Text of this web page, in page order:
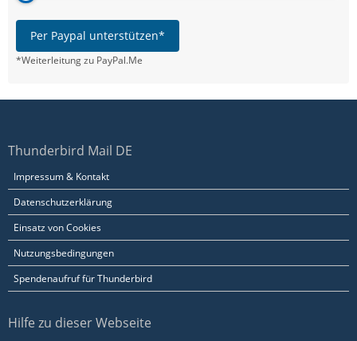
Per Paypal unterstützen*
*Weiterleitung zu PayPal.Me
Thunderbird Mail DE
Impressum & Kontakt
Datenschutzerklärung
Einsatz von Cookies
Nutzungsbedingungen
Spendenaufruf für Thunderbird
Hilfe zu dieser Webseite